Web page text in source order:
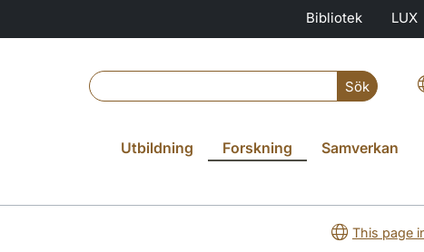
Bibliotek LUX
Sök
Utbildning Forskning Samverkan
This page